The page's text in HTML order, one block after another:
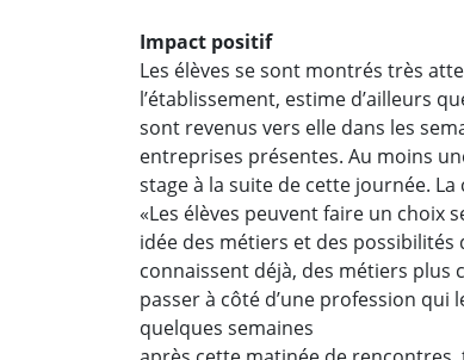
Impact positif
Les élèves se sont montrés très
l’établissement, estime d’ailleurs
sont revenus vers elle dans les
entreprises présentes. Au moins
stage à la suite de cette journée.
«Les élèves peuvent faire un choix
idée des métiers et des possibilités
connaissent déjà, des métiers plus
passer à côté d’une profession
quelques semaines